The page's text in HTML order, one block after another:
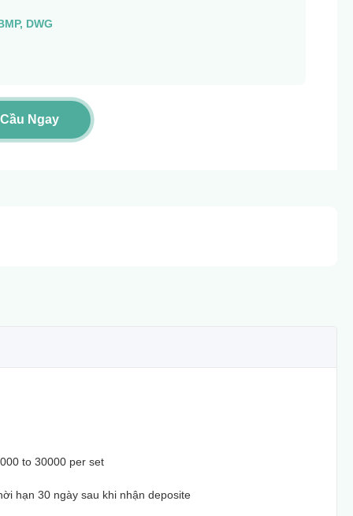
DWG
Ngay
to 30000 per set
hạn 30 ngày sau khi nhận deposite